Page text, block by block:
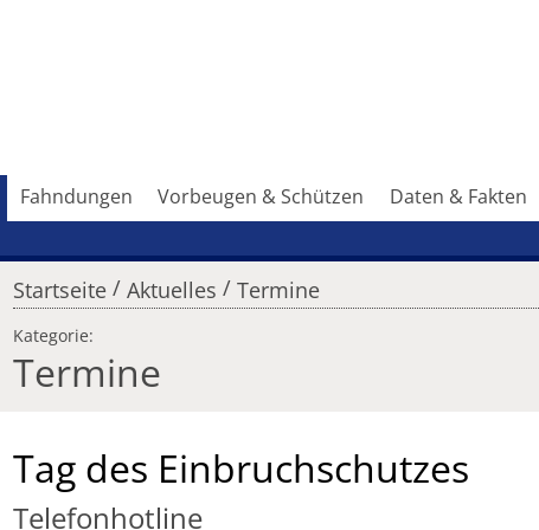
Fahndungen Vorbeugen & Schützen Daten & Fakten
Startseite / Aktuelles / Termine
Kategorie:
Termine
Tag des Einbruchschutzes
Telefonhotline